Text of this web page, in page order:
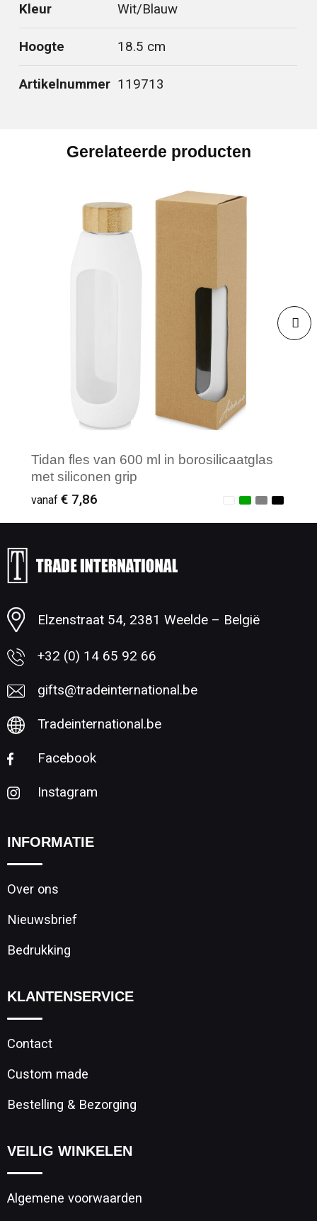
Kleur Wit/Blauw
Hoogte 18.5 cm
Artikelnummer 119713
Gerelateerde producten
Tidan fles van 600 ml in borosilicaatglas
met siliconen grip
vanaf € 7,86
Minimale afname: 1
Elzenstraat 54, 2381 Weelde – België
+32 (0) 14 65 92 66
gifts@tradeinternational.be
Tradeinternational.be
Facebook
Instagram
INFORMATIE
Over ons
Nieuwsbrief
Bedrukking
KLANTENSERVICE
Contact
Custom made
Bestelling & Bezorging
VEILIG WINKELEN
Algemene voorwaarden